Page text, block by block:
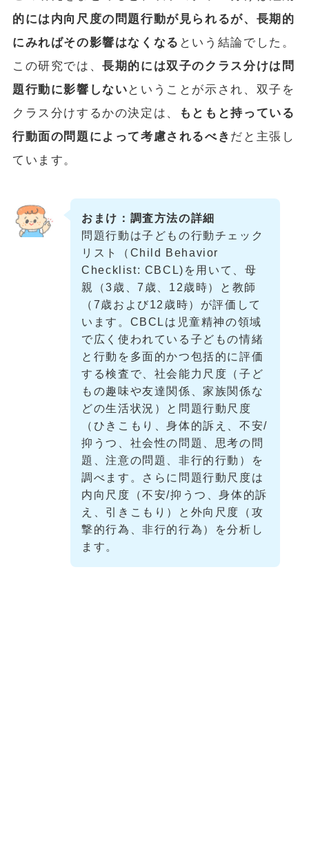
的には内向尺度の問題行動が見られるが、長期的
にみればその影響はなくなる という結論でした。
この研究では、長期的には双子のクラス分けは問
題行動に影響しない ということが示され、双子を
クラス分けするかの決定は、
もともと持っている
行動面の問題によって考慮されるべき だと主張し
ています。
おまけ：調査方法の詳細
問題行動は子どもの行動チェック
リスト（Child Behavior
Checklist: CBCL)を用いて、母
親（3歳、7歳、12歳時）と教師
（7歳および12歳時）が評価して
います。CBCLは児童精神の領域
で広く使われている子どもの情緒
と行動を多面的かつ包括的に評価
する検査で、社会能力尺度（子ど
もの趣味や友達関係、家族関係な
どの生活状況）と問題行動尺度
（ひきこもり、身体的訴え、不安/
抑うつ、社会性の問題、思考の問
題、注意の問題、非行的行動）を
調べます。さらに問題行動尺度は
内向尺度（不安/抑うつ、身体的訴
え、引きこもり）と外向尺度（攻
撃的行為、非行的行為）を分析し
ます。